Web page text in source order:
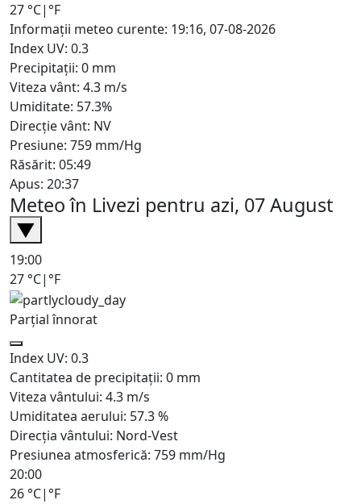
27 °C| °F
Informații meteo curente: 19:16, 07-08-2026
Index UV: 0.3
Precipitații: 0 mm
Viteza vânt: 4.3 m/s
Umiditate: 57.3%
Direcție vânt: NV
Presiune: 759 mm/Hg
Răsărit: 05:49
Apus: 20:37
Meteo în Livezi pentru azi, 07 August
▼
19:00
27 °C| °F
Parțial înnorat
Index UV: 0.3
Cantitatea de precipitații: 0 mm
Viteza vântului: 4.3 m/s
Umiditatea aerului: 57.3%
Direcția vântului: Nord-Vest
Presiunea atmosferică: 759 mm/Hg
20:00
26 °C| °F